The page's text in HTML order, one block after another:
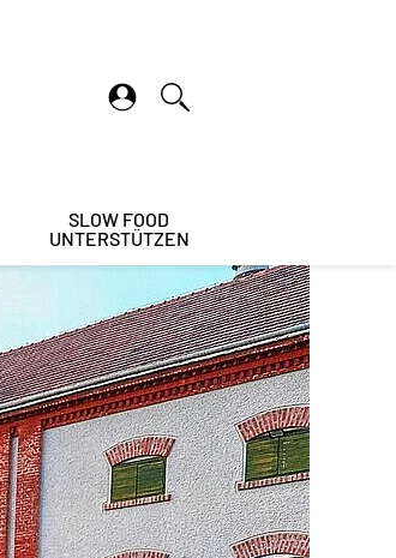
SLOW FOOD
UNTERSTÜTZEN